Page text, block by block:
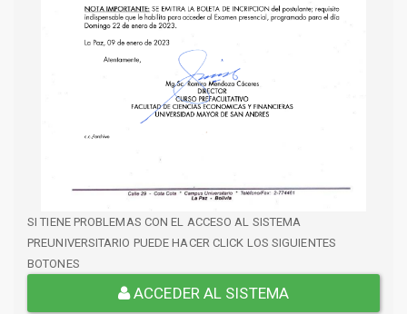
SI TIENE PROBLEMAS CON EL ACCESO AL SISTEMA
PREUNIVERSITARIO PUEDE HACER CLICK LOS SIGUIENTES
BOTONES
ACCEDER AL SISTEMA